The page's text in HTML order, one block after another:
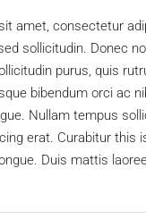
amet, consectetur
sollicitudin. Donec
purus, quis
bibendum orci ac
Nullam tempus
erat. Curabitur this
Duis mattis